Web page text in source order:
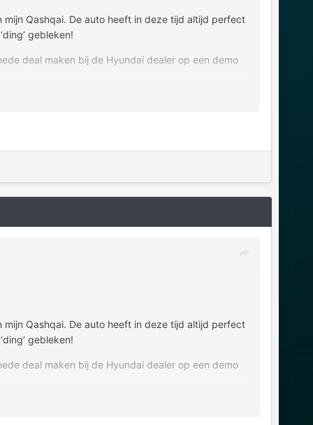
Qashqai. De auto heeft in deze tijd altijd perfect
gebleken!
deal maken bij de Hyundai dealer op een demo
Qashqai. De auto heeft in deze tijd altijd perfect
gebleken!
deal maken bij de Hyundai dealer op een demo